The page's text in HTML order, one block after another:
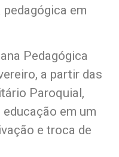
em
Pedagógica
a partir das
Paroquial,
em um
e troca de